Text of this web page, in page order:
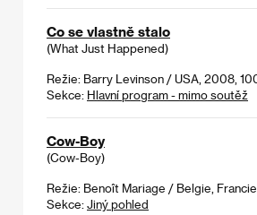
Co se vlastně stalo
(What Just Happened)
Režie: Barry Levinson / USA, 2008,
Sekce: Hlavní program - mimo soutěž
Cow-Boy
(Cow-Boy)
Režie: Benoît Mariage / Belgie,
Sekce: Jiný pohled